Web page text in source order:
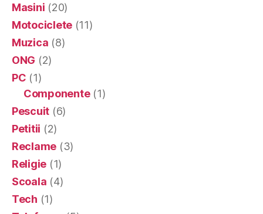
Masini (20)
Motociclete (11)
Muzica (8)
ONG (2)
PC (1)
Componente(1)
Pescuit (6)
Petitii (2)
Reclame (3)
Religie (1)
Scoala (4)
Tech (1)